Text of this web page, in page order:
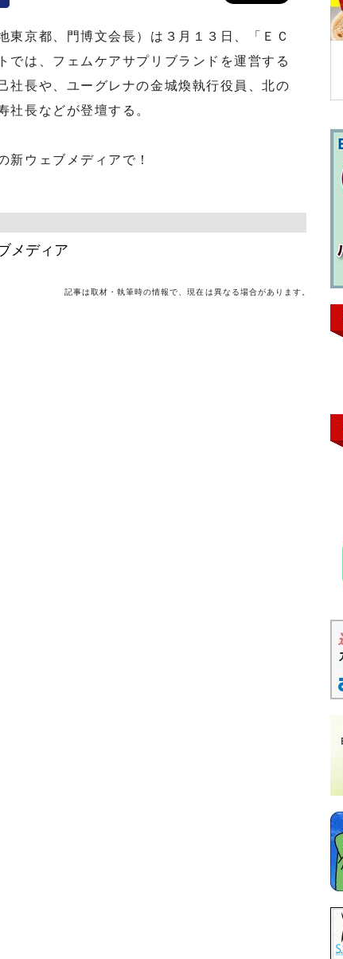
京都、門博文会長）は３月１３日、「ＥＣ
では、フェムケアサプリブランドを運営する
社長や、ユーグレナの金城煥執行役員、北の
社長などが登壇する。
新ウェブメディアで！
メディア
記事は取材・執筆時の情報で、現在は異なる場合があります。